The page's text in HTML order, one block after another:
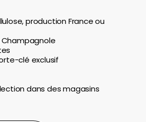
production France ou
clé exclusif
dans des magasins